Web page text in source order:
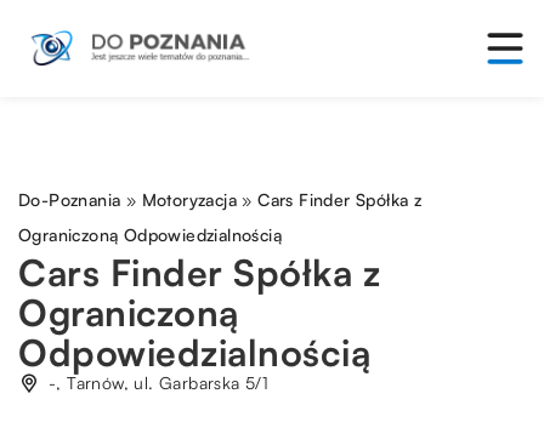
Do-Poznania » Motoryzacja »Cars Finder Spółka z
Ograniczoną Odpowiedzialnością
Cars Finder Spółka z
Ograniczoną
Odpowiedzialnością
-, Tarnów, ul. Garbarska 5/1